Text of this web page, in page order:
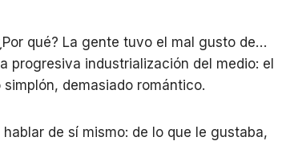
qué? La gente tuvo el mal gusto de…
progresiva industrialización del medio: el
demasiado romántico.
de sí mismo: de lo que le gustaba,